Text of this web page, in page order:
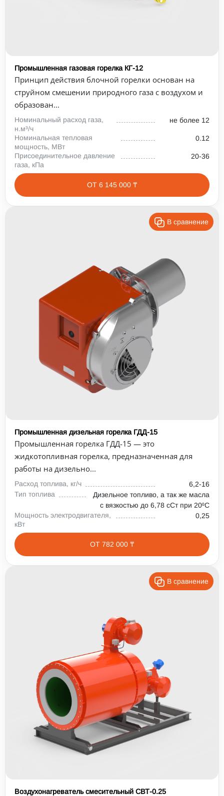
Промышленная газовая горелка КГ-12
Принцип действия блочной горелки основан на
струйном смешении природного газа с воздухом и
образован...
Номинальный расход газа,
н.м³/ч
не более 12
Номинальная тепловая
мощность, МВт
0.12
Присоединительное давление
газа, кПа
20-36
ОТ 6 145 000 ₸
В сравнение
Промышленная дизельная горелка ГДД-15
Промышленная горелка ГДД-15 — это
жидкотопливная горелка, предназначенная для
работы на дизельно...
Расход топлива, кг/ч
6,2-16
Тип топлива
Дизельное топливо, а так же масла
с вязкостью до 6,78 сСт при 20⁰С
Мощность электродвигателя,
кВт
0,25
ОТ 782 000 ₸
В сравнение
Воздухонагреватель смесительный СВТ-0.25